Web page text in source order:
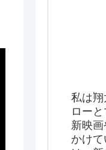
私は
ロー
新映
かけ